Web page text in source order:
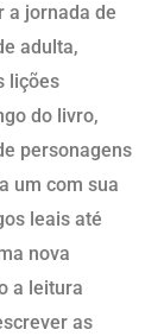
a jornada de
adulta,
lições
do livro,
personagens
um com sua
leais até
nova
a leitura
as